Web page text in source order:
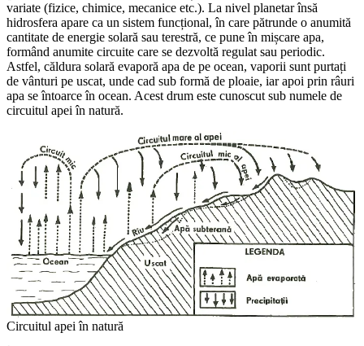
variate (fizice, chimice, mecanice etc.). La nivel planetar însă
hidrosfera apare ca un sistem funcțional, în care pătrunde o anumită
cantitate de energie solară sau terestră, ce pune în mișcare apa,
formând anumite circuite care se dezvoltă regulat sau periodic.
Astfel, căldura solară evaporă apa de pe ocean, vaporii sunt purtați
de vânturi pe uscat, unde cad sub formă de ploaie, iar apoi prin râuri
apa se întoarce în ocean. Acest drum este cunoscut sub numele de
circuitul apei în natură.
Circuitul apei în natură